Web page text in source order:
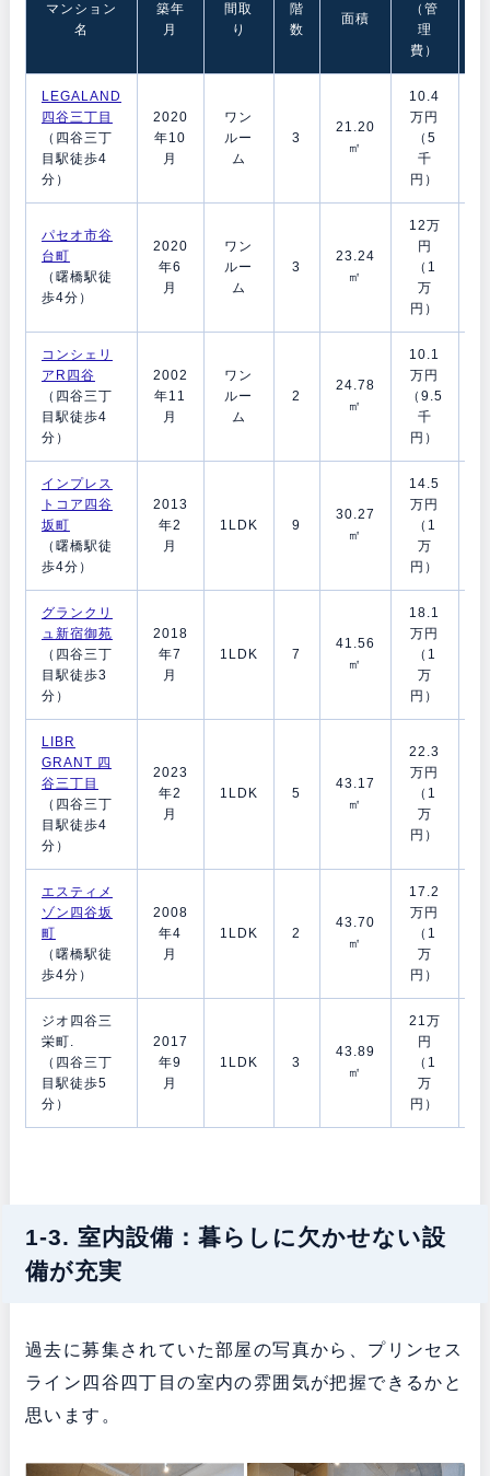
マンション
名
築年
月
間取
り
階
数
面積
（管
理
費）
LEGALAND
四谷三丁目
（四谷三丁
目駅徒歩4
分）
2020
年10
月
ワン
ルー
ム
3
21.20
㎡
10.4
万円
（5
千
円）
パセオ市谷
台町
（曙橋駅徒
歩4分）
2020
年6
月
ワン
ルー
ム
3
23.24
㎡
12万
円
（1
万
円）
コンシェリ
アR四谷
（四谷三丁
目駅徒歩4
分）
2002
年11
月
ワン
ルー
ム
2
24.78
㎡
10.1
万円
（9.5
千
円）
インプレス
トコア四谷
坂町
（曙橋駅徒
歩4分）
2013
年2
月
1LDK 9
30.27
㎡
14.5
万円
（1
万
円）
グランクリ
ュ新宿御苑
（四谷三丁
目駅徒歩3
分）
2018
年7
月
1LDK 7
41.56
㎡
18.1
万円
（1
万
円）
LIBR
GRANT 四
谷三丁目
（四谷三丁
目駅徒歩4
分）
2023
年2
月
1LDK 5
43.17
㎡
22.3
万円
（1
万
円）
エスティメ
ゾン四谷坂
町
（曙橋駅徒
歩4分）
2008
年4
月
1LDK 2
43.70
㎡
17.2
万円
（1
万
円）
ジオ四谷三
栄町.
（四谷三丁
目駅徒歩5
分）
2017
年9
月
1LDK 3
43.89
㎡
21万
円
（1
万
円）
1-3. 室内設備：暮らしに欠かせない設
備が充実
過去に募集されていた部屋の写真から、プリンセス
ライン四谷四丁目の室内の雰囲気が把握できるかと
思います。